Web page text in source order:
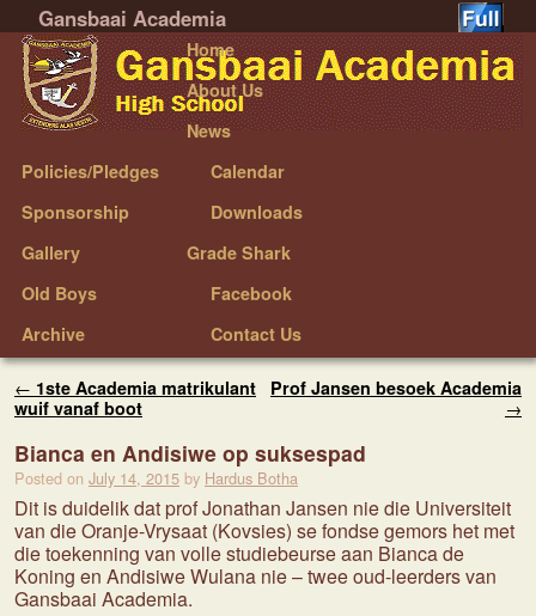
Gansbaai Academia
Skip to primary content
Skip to secondary content Home
About Us
News
Policies/Pledges
Calendar
Sponsorship
Downloads
Gallery
Grade Shark
Old Boys
Facebook
Archive
Contact Us
Post navigation
← 1ste Academia matrikulant
wuif vanaf boot
Prof Jansen besoek Academia
→
Bianca en Andisiwe op suksespad
Posted on July 14, 2015 by Hardus Botha
Dit is duidelik dat prof Jonathan Jansen nie die Universiteit
van die Oranje-Vrysaat (Kovsies) se fondse gemors het met
die toekenning van volle studiebeurse aan Bianca de
Koning en Andisiwe Wulana nie – twee oud-leerders van
Gansbaai Academia.